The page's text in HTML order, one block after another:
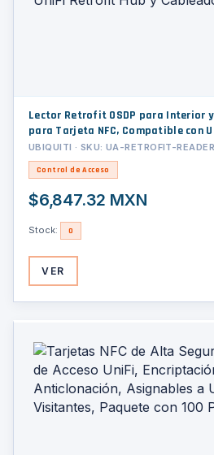
Lector Retrofit OSDP para Interior
para Tarjeta NFC, Compatible con
Cableado Existente
UBIQUITI · SKU: UA-RETROFIT-
Control de Acceso
$6,847.32 MXN
Stock: 0
VER